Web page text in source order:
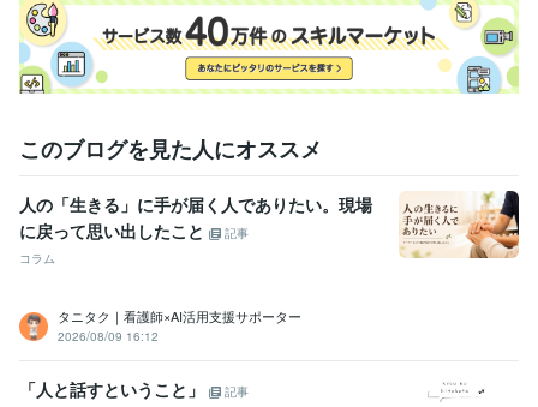
経営 人材
病院
生活用品
Web制作・HP作成・EC構築 ランディングページの原稿作成
リフォーム 飲食 メーカー 建設 金融
エネルギー
不動産
介護
学歴
京都産業大学 1992年3月 ~ 1996年2月
デジタルクリエイターカレッジWAO! 1996年3月 ~ 1996年6月
デジタルクリエイターカレッジWAO! 1996年6月 ~ 1996年8月
このブログを見た人にオススメ
人の「生きる」に手が届く人でありたい。現場
に戻って思い出したこと
記事
コラム
タニタク｜看護師×AI活用支援サポーター
2026/08/09 16:12
「人と話すということ」
記事